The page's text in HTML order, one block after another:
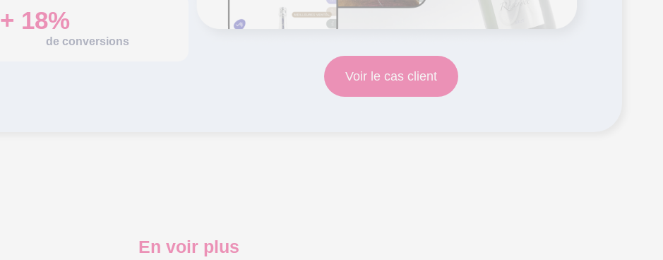
+ 18%
de conversions
Voir le cas client
En voir plus